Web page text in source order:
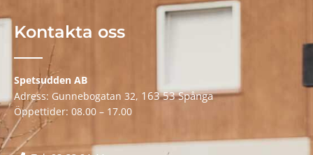
Kontakta oss
Spetsudden AB
Adress: Gunnebogatan 32, 163 53 Spånga
Öppettider: 08.00 – 17.00